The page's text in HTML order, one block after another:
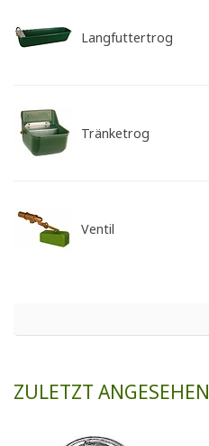
Langfuttertrog
Tränketrog
Ventil
ZULETZT ANGESEHEN